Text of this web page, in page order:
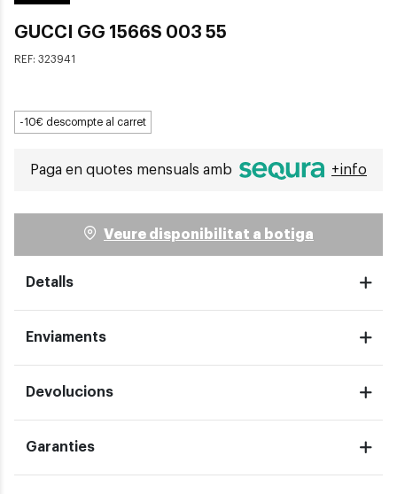
GUCCI GG 1566S 003 55
REF: 323941
-10€ descompte al carret
Paga en quotes mensuals amb +info
Veure disponibilitat a botiga
Detalls
Enviaments
Devolucions
Garanties